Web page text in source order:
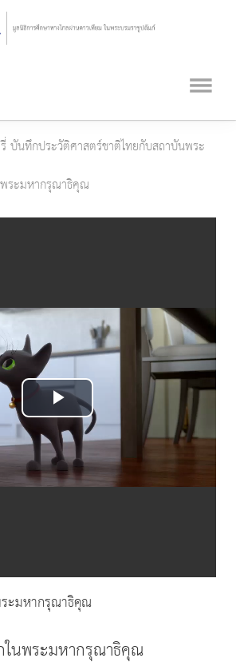
บันทึกประวัติศาสตร์ชาติไทยกับสถาบันพระ
ระมหากรุณาธิคุณ
Play
Video
ะมหากรุณาธิคุณ
นพระมหากรุณาธิคุณ